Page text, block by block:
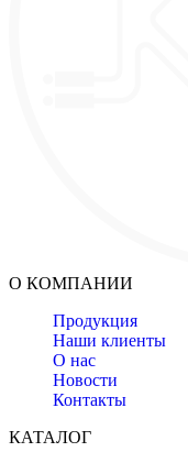
О КОМПАНИИ
Продукция
Наши клиенты
О нас
Новости
Контакты
КАТАЛОГ